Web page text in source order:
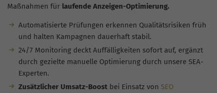
Maßnahmen für laufende Anzeigen-Optimierung.
Automatisierte Prüfungen erkennen Qualitätsrisiken früh
und halten Kampagnen dauerhaft stabil.
24/7 Monitoring deckt Auffälligkeiten sofort auf, ergänzt
durch gezielte manuelle Optimierung durch unsere SEA-
Experten.
Zusätzlicher Umsatz-Boostbei Einsatz von SEO